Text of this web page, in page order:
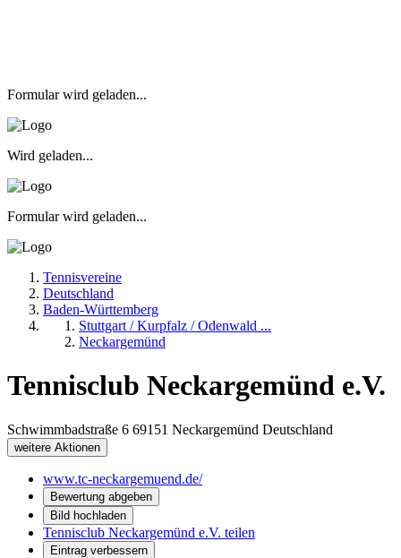
Formular wird geladen...
Wird geladen...
Formular wird geladen...
Tennisvereine
Deutschland
Baden-Württemberg
Stuttgart / Kurpfalz / Odenwald ...
Neckargemünd
Tennisclub Neckargemünd e.V.
Schwimmbadstraße 6 69151 Neckargemünd Deutschland
weitere Aktionen
www.tc-neckargemuend.de/
Bewertung abgeben
Bild hochladen
Tennisclub Neckargemünd e.V. teilen
Eintrag verbessern